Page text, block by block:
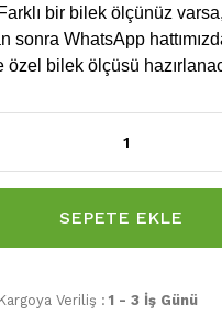
Farklı bir bilek ölçünüz
sonra WhatsApp
bilek ölçüsü
SEPETE EKLE
Veriliş : 1 - 3 İş Günü